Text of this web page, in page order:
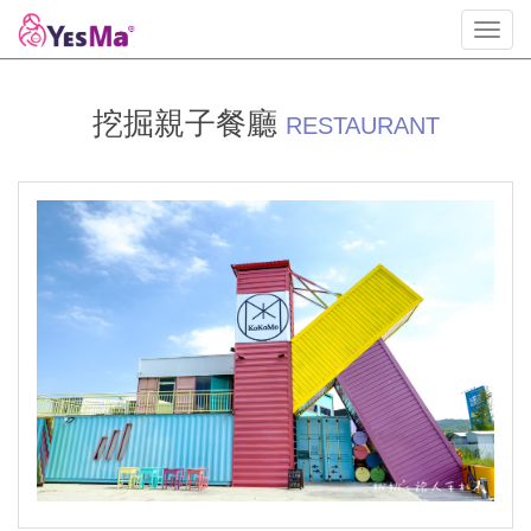
挖掘親子餐廳 RESTAURANT